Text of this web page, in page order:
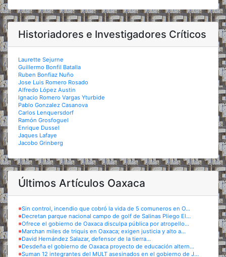
Historiadores e Investigadores Críticos
Laurette Sejurne
Guillermo Bonfil Batalla
Ruben Bonfiaz Nuño
Jose Luis Romero Rosado
Alfredo López Austin
Ignacio Romero Vargas Yturbide
Pablo Gonzalez Casanova
Carlos Lenquersdorf
Ramón Grosfoguel
Enrique Dussel
Jaques Lafaye
Jacobo Grinberg
Últimos Artículos Oaxaca
※Sin control, incendio que cobró la vida de 5 comuneros en O...
※Decretan parque nacional campo de golf de Salinas Pliego El...
※Ofrece el gobierno de Oaxaca disculpa pública por atropello...
※Marchan miles de triquis en Oaxaca; exigen justicia y alto a...
※David Hernández Salazar, defensor de la tierra...
※Desdeña el gobierno de Oaxaca proyecto de educación altern...
※Suman 12 integrantes del MULT asesinados en el gobierno de J...